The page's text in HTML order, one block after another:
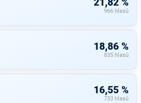
21,82 %
966 hlasů
18,86 %
835 hlasů
16,55 %
733 hlasů